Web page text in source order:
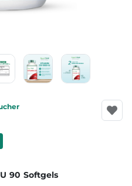
90 Softgels